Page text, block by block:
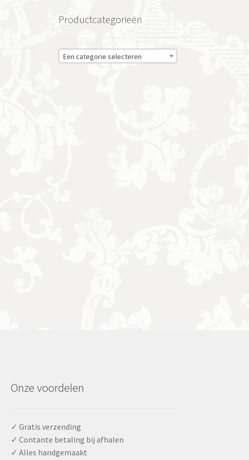
Productcategorieën
Een categorie selecteren
Onze voordelen
✓ Gratis verzending
✓ Contante betaling bij afhalen
✓ Alles handgemaakt